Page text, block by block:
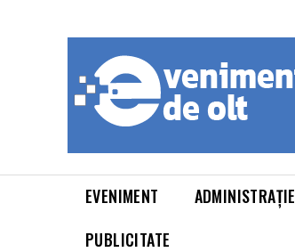
EVENIMENT ADMINISTRAȚIE
PUBLICITATE